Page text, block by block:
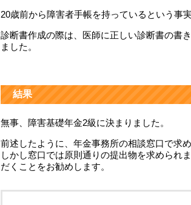
20歳前から障害者手帳を持っているという事
診断書作成の際は、医師に正しい診断書の書
ました。
結果
無事、障害基礎年金2級に決まりました。
前述したように、年金事務所の相談窓口で求
しかし窓口では原則通りの提出物を求められ
だくことをお勧めします。